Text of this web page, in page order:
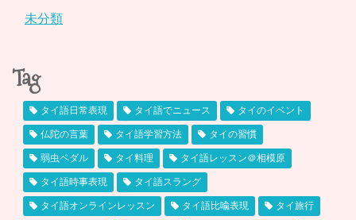
未分類
Tag
タイ語日常表現 タイ語でニュース タイのイベント
仏陀の言葉 タイ語学習方法 タイの習慣
弱虫ペダル タイ料理 タイ語レッスン＠相模原
タイ語時事表現 タイ語スラング
タイ語オンラインレッスン タイ語比喩表現 タイ旅行